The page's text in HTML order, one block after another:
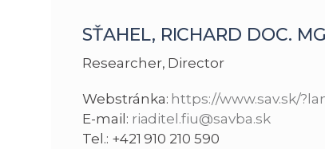
SŤAHEL, RICHARD DOC.
Researcher, Director
Webstránka: https://www.sav.sk/
E-mail: riaditel.fiu@savba.sk
Tel.: +421 910 210 590